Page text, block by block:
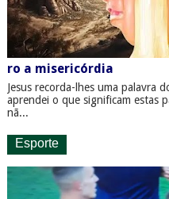
ro a misericórdia
Jesus recorda-lhes uma palavra
aprendei o que significam estas
nã...
Esporte